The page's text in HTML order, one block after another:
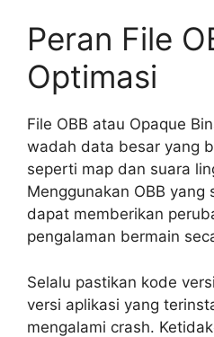
Peran File
Optimasi
File OBB atau Opaque
wadah data besar yang
seperti map dan suara
Menggunakan OBB
dapat memberikan
pengalaman bermain
Selalu pastikan kode
versi aplikasi yang
mengalami crash.